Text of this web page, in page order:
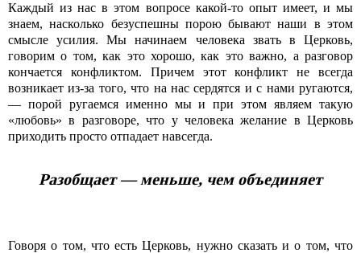
Каждый из нас в этом вопросе какой-то опыт имеет, и мы
знаем, насколько безуспешны порою бывают наши в этом
смысле усилия. Мы начинаем человека звать в Церковь,
говорим о том, как это хорошо, как это важно, а разговор
кончается конфликтом. Причем этот конфликт не всегда
возникает из-за того, что на нас сердятся и с нами ругаются,
— порой ругаемся именно мы и при этом являем такую
«любовь» в разговоре, что у человека желание в Церковь
приходить просто отпадает навсегда.
Разобщает — меньше, чем объединяет
Говоря о том, что есть Церковь, нужно сказать и о том, что